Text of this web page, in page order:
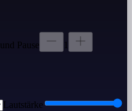
und Pause
1
Lautstärke